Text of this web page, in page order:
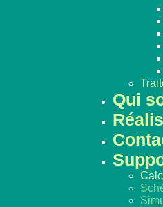
Qui